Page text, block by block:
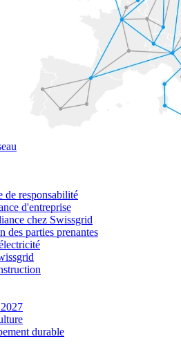
de responsabilité
d'entreprise
chez Swissgrid
des parties prenantes
durable